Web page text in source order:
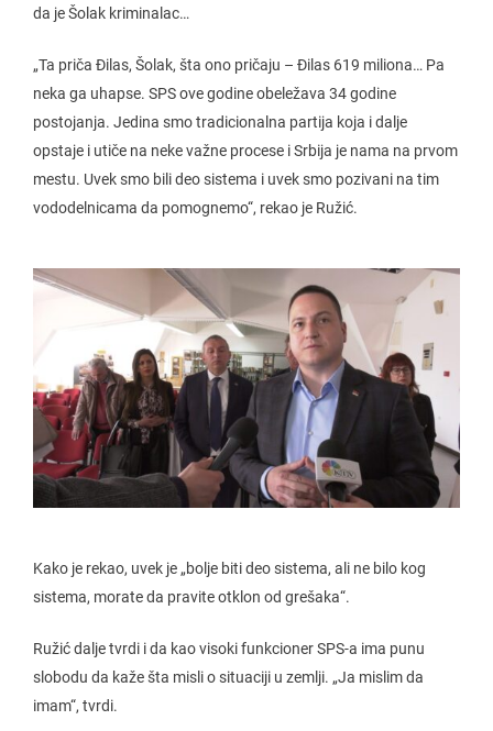
da je Šolak kriminalac…
„Ta priča Đilas, Šolak, šta ono pričaju – Đilas 619 miliona… Pa
neka ga uhapse. SPS ove godine obeležava 34 godine
postojanja. Jedina smo tradicionalna partija koja i dalje
opstaje i utiče na neke važne procese i Srbija je nama na prvom
mestu. Uvek smo bili deo sistema i uvek smo pozivani na tim
vododelnicama da pomognemo“, rekao je Ružić.
Kako je rekao, uvek je „bolje biti deo sistema, ali ne bilo kog
sistema, morate da pravite otklon od grešaka“.
Ružić dalje tvrdi i da kao visoki funkcioner SPS-a ima punu
slobodu da kaže šta misli o situaciji u zemlji. „Ja mislim da
imam“, tvrdi.